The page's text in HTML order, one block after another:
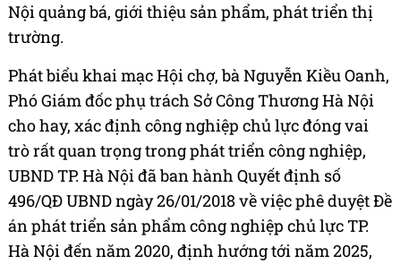
Nội quảng bá, giới thiệu sản phẩm, phát triển thị
trường.
Phát biểu khai mạc Hội chợ, bà Nguyễn Kiều Oanh,
Phó Giám đốc phụ trách Sở Công Thương Hà Nội
cho hay, xác định công nghiệp chủ lực đóng vai
trò rất quan trọng trong phát triển công nghiệp,
UBND TP. Hà Nội đã ban hành Quyết định số
496/QĐ UBND ngày 26/01/2018 về việc phê duyệt Đề
án phát triển sản phẩm công nghiệp chủ lực TP.
Hà Nội đến năm 2020, định hướng tới năm 2025,